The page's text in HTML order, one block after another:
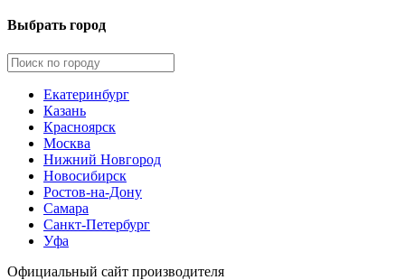
Выбрать город
Екатеринбург
Казань
Красноярск
Москва
Нижний Новгород
Новосибирск
Ростов-на-Дону
Самара
Санкт-Петербург
Уфа
Официальный сайт производителя